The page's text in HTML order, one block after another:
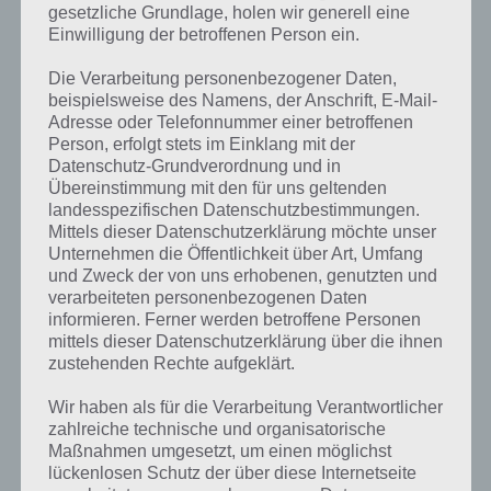
beantwortet werden. Zudem hat man vier Auswahlmöglichkeiten zur
Verfügung und sollte natürlich die korrekte Lösung antippen.
Wenn nicht immer Wissen über den Sieg
entscheidet
Doch genau jetzt kommt der Free2Play Charakter ins Spiel. Wer zur
Premiumwährung Diamanten greift, der kann verschiedene Hilfen
nutzen. So kann beispielsweise zwei falsche Antworten gestrichen
werden oder man darf zweimal eine Antwort abgeben. Damit
entscheidet bei Trivial Pursuit & Friends nicht immer das Wissen
oder Glück über den Sieg, sondern auch die Bereitschaft Echtgeld zu
nutzen.
Dafür aber ist die Statistik frei verfügbar, die in anderen Apps dann
meist gegen einen Premium In-App-Kauf freigeschaltet werden
muss. So erfährt man, in welcher Wissensecke man besonders gut
oder besonders schlecht ist. Allerdings ist die Statistik nicht
besonders umfangreich und nur ein nettes Gimmick. Weiter kann
man sich im Duell nicht die Fragen und Antworten aus den letzten
gesetzliche Grundlage, holen wir generell eine
Einwilligung der betroffenen Person ein.
Die Verarbeitung personenbezogener Daten,
beispielsweise des Namens, der Anschrift, E-Mail-
Adresse oder Telefonnummer einer betroffenen
Person, erfolgt stets im Einklang mit der
Datenschutz-Grundverordnung und in
Übereinstimmung mit den für uns geltenden
landesspezifischen Datenschutzbestimmungen.
Mittels dieser Datenschutzerklärung möchte unser
Unternehmen die Öffentlichkeit über Art, Umfang
und Zweck der von uns erhobenen, genutzten und
verarbeiteten personenbezogenen Daten
informieren. Ferner werden betroffene Personen
mittels dieser Datenschutzerklärung über die ihnen
zustehenden Rechte aufgeklärt.
Wir haben als für die Verarbeitung Verantwortlicher
zahlreiche technische und organisatorische
Maßnahmen umgesetzt, um einen möglichst
lückenlosen Schutz der über diese Internetseite